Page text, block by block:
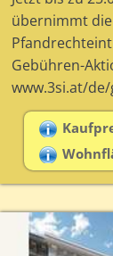
übernimmt
Gebühren-
www.3si.at/